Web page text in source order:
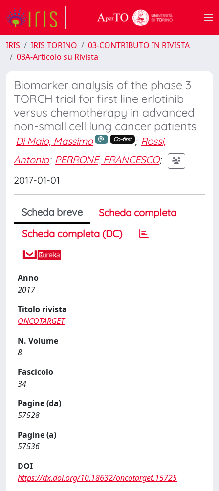
IRIS IRIS TORINO
03-CONTRIBUTO IN RIVISTA
03A-Articolo su Rivista
Biomarker analysis of the phase 3
TORCH trial for first line erlotinib
versus chemotherapy in advanced
non-small cell lung cancer patients
Di Maio, Massimo Co-first ; Rossi,
Antonio; PERRONE, FRANCESCO;
2017-01-01
Scheda breve
Scheda completa
Scheda completa (DC)
Anno
2017
Titolo rivista
ONCOTARGET
N. Volume
8
Fascicolo
34
Pagine (da)
57528
Pagine (a)
57536
DOI
https://dx.doi.org/10.18632/oncotarget.15725